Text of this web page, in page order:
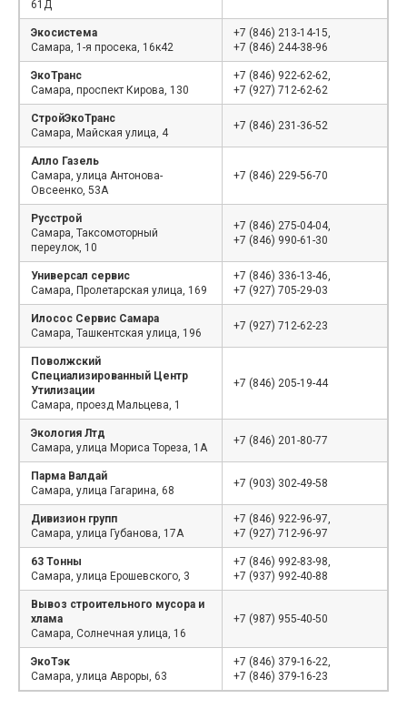
61Д
Экосистема
Самара, 1-я просека, 16к42
+7 (846) 213-14-15,
+7 (846) 244-38-96
ЭкоТранс
Самара, проспект Кирова, 130
+7 (846) 922-62-62,
+7 (927) 712-62-62
СтройЭкоТранс
Самара, Майская улица, 4
+7 (846) 231-36-52
Алло Газель
Самара, улица Антонова-
Овсеенко, 53А
+7 (846) 229-56-70
Русстрой
Самара, Таксомоторный
переулок, 10
+7 (846) 275-04-04,
+7 (846) 990-61-30
Универсал сервис
Самара, Пролетарская улица, 169
+7 (846) 336-13-46,
+7 (927) 705-29-03
Илосос Сервис Самара
Самара, Ташкентская улица, 196
+7 (927) 712-62-23
Поволжский
Специализированный Центр
Утилизации
Самара, проезд Мальцева, 1
+7 (846) 205-19-44
Экология Лтд
Самара, улица Мориса Тореза, 1А
+7 (846) 201-80-77
Парма Валдай
Самара, улица Гагарина, 68
+7 (903) 302-49-58
Дивизион групп
Самара, улица Губанова, 17А
+7 (846) 922-96-97,
+7 (927) 712-96-97
63 Тонны
Самара, улица Ерошевского, 3
+7 (846) 992-83-98,
+7 (937) 992-40-88
Вывоз строительного мусора и
хлама
Самара, Солнечная улица, 16
+7 (987) 955-40-50
ЭкоТэк
Самара, улица Авроры, 63
+7 (846) 379-16-22,
+7 (846) 379-16-23